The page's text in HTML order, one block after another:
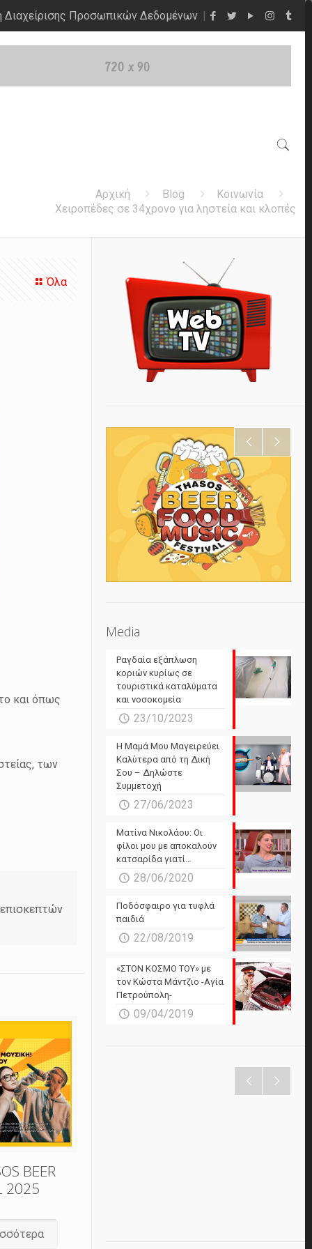
Διαχείρισης Προσωπικών Δεδομένων
Αρχική Blog
Κοινωνία
Χειροπέδες σε 34χρονο για ληστεία και κλοπές
Όλα
και όπως
των
BEER
2025
Media
Ραγδαία εξάπλωση
κοριών κυρίως σε
τουριστικά καταλύματα
και νοσοκομεία
23/10/2023
Η Μαμά Μου Μαγειρεύει
Καλύτερα από τη Δική
Σου – Δηλώστε
Συμμετοχή
27/06/2023
Ματίνα Νικολάου: Οι
φίλοι μου με αποκαλούν
κατσαρίδα γιατί…
28/06/2020
Ποδόσφαιρο για τυφλά
παιδιά
22/08/2019
«ΣΤΟΝ ΚΟΣΜΟ ΤΟΥ» με
τον Κώστα Μάντζιο -Αγία
Πετρούπολη-
09/04/2019